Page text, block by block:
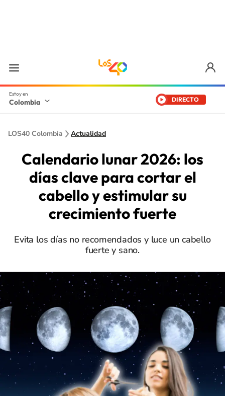
Colombia DIRECTO
LOS40 Colombia Actualidad
Calendario lunar 2026: los
días clave para cortar el
cabello y estimular su
crecimiento fuerte
Evita los días no recomendados y luce un cabello
fuerte y sano.